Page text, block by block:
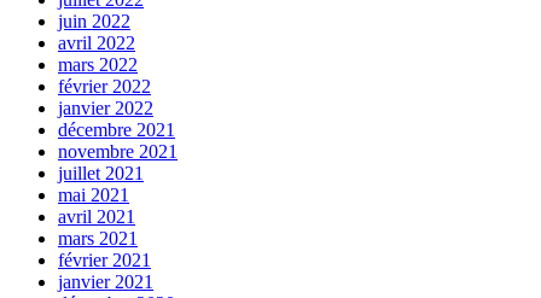
juin 2022
avril 2022
mars 2022
février 2022
janvier 2022
décembre 2021
novembre 2021
juillet 2021
mai 2021
avril 2021
mars 2021
février 2021
janvier 2021